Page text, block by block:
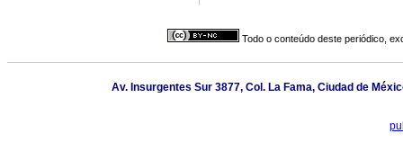
Todo o conteúdo deste periódico,
Av. Insurgentes Sur 3877, Col. La Fama, Ciudad de